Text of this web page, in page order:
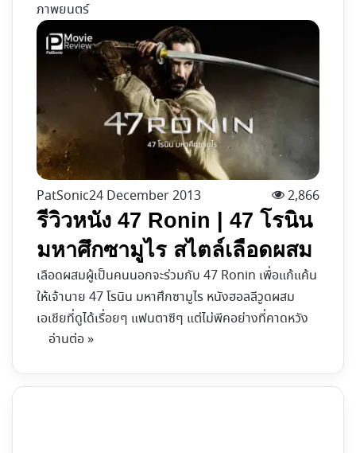
ภาพยนตร์
PatSonic24 December 2013 2,866
รีวิวหนัง 47 Ronin | 47 โรนิน
มหาศึกซามูไร สไตล์เลือดผสม
เลือดผสมผู้เป็นคนนอกจะร่วมกับ 47 Ronin เพื่อแก้แค้น
ให้เจ้านาย 47 โรนิน มหาศึกซามูไร หนังฮอลลีวูดผสม
เอเชียที่ดูได้เรื่อยๆ แฟนตาซีๆ แต่ไม่พีคอย่างที่คาดหวัง
อ่านต่อ »